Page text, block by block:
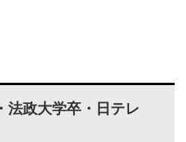
法政大学卒・日テレ